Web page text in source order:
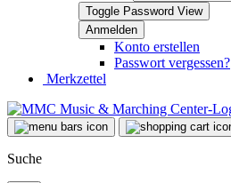
Toggle Password View
Konto erstellen
Passwort vergessen?
Merkzettel
Suche